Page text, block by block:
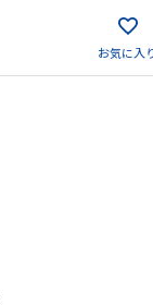
お気に入